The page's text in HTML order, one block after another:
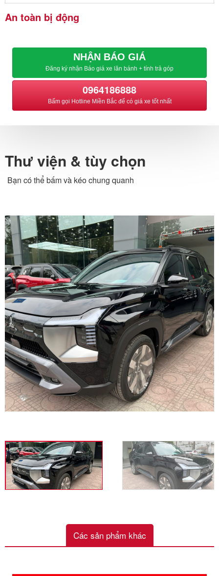
An toàn bị động
NHẬN BÁO GIÁ
Đăng ký nhận Báo giá xe lăn bánh + tính trả góp
0964186888
Bấm gọi Hotline Miền Bắc để có giá xe tốt nhất
Thư viện & tùy chọn
Bạn có thể bấm và kéo chung quanh
Các sản phẩm khác